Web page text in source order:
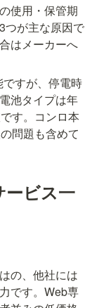
使用・保管期
つが主な原因で
はメーカーへ
すが、停電時
池タイプは年
す。コンロ本
問題も含めて
ービス一
の、他社には
です。Web専